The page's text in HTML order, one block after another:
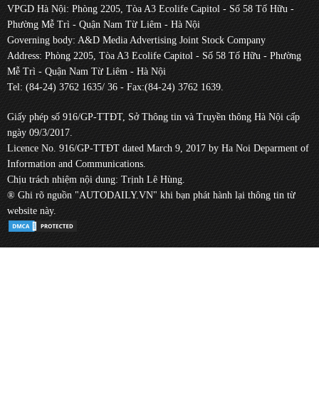
VPGD Hà Nội: Phòng 2205, Tòa A3 Ecolife Capitol - Số 58 Tố Hữu -
Phường Mễ Trì - Quận Nam Từ Liêm - Hà Nội
Governing body: A&D Media Advertising Joint Stock Company
Address: Phòng 2205, Tòa A3 Ecolife Capitol - Số 58 Tố Hữu - Phường
Mễ Trì - Quận Nam Từ Liêm - Hà Nội
Tel: (84-24) 3762 1635/ 36 - Fax:(84-24) 3762 1639.
Giấy phép số 916/GP-TTĐT, Sở Thông tin và Truyền thông Hà Nội cấp
ngày 09/3/2017.
Licence No. 916/GP-TTĐT dated March 9, 2017 by Ha Noi Deparment of
Information and Communications.
Chịu trách nhiệm nội dung: Trịnh Lê Hùng.
® Ghi rõ nguồn "AUTODAILY.VN" khi bạn phát hành lại thông tin từ
website này.